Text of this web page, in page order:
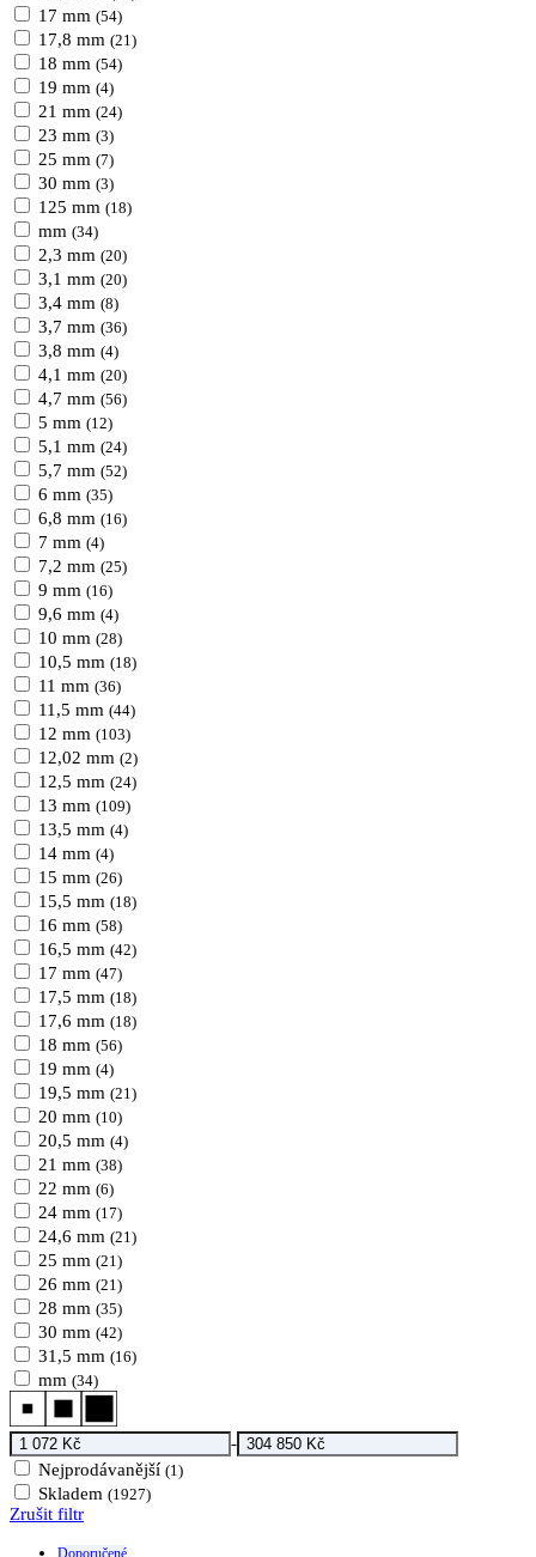
17 mm (54)
17,8 mm (21)
18 mm (54)
19 mm (4)
21 mm (24)
23 mm (3)
25 mm (7)
30 mm (3)
125 mm (18)
mm (34)
2,3 mm (20)
3,1 mm (20)
3,4 mm (8)
3,7 mm (36)
3,8 mm (4)
4,1 mm (20)
4,7 mm (56)
5 mm (12)
5,1 mm (24)
5,7 mm (52)
6 mm (35)
6,8 mm (16)
7 mm (4)
7,2 mm (25)
9 mm (16)
9,6 mm (4)
10 mm (28)
10,5 mm (18)
11 mm (36)
11,5 mm (44)
12 mm (103)
12,02 mm (2)
12,5 mm (24)
13 mm (109)
13,5 mm (4)
14 mm (4)
15 mm (26)
15,5 mm (18)
16 mm (58)
16,5 mm (42)
17 mm (47)
17,5 mm (18)
17,6 mm (18)
18 mm (56)
19 mm (4)
19,5 mm (21)
20 mm (10)
20,5 mm (4)
21 mm (38)
22 mm (6)
24 mm (17)
24,6 mm (21)
25 mm (21)
26 mm (21)
28 mm (35)
30 mm (42)
31,5 mm (16)
mm (34)
-
Nejprodávanější (1)
Skladem (1927)
Zrušit filtr
Doporučené